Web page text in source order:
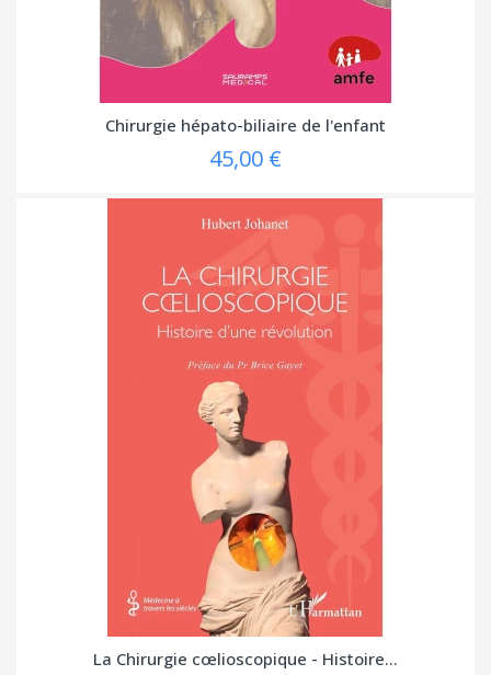
Chirurgie hépato-biliaire de l'enfant
45,00 €
La Chirurgie cœlioscopique - Histoire...